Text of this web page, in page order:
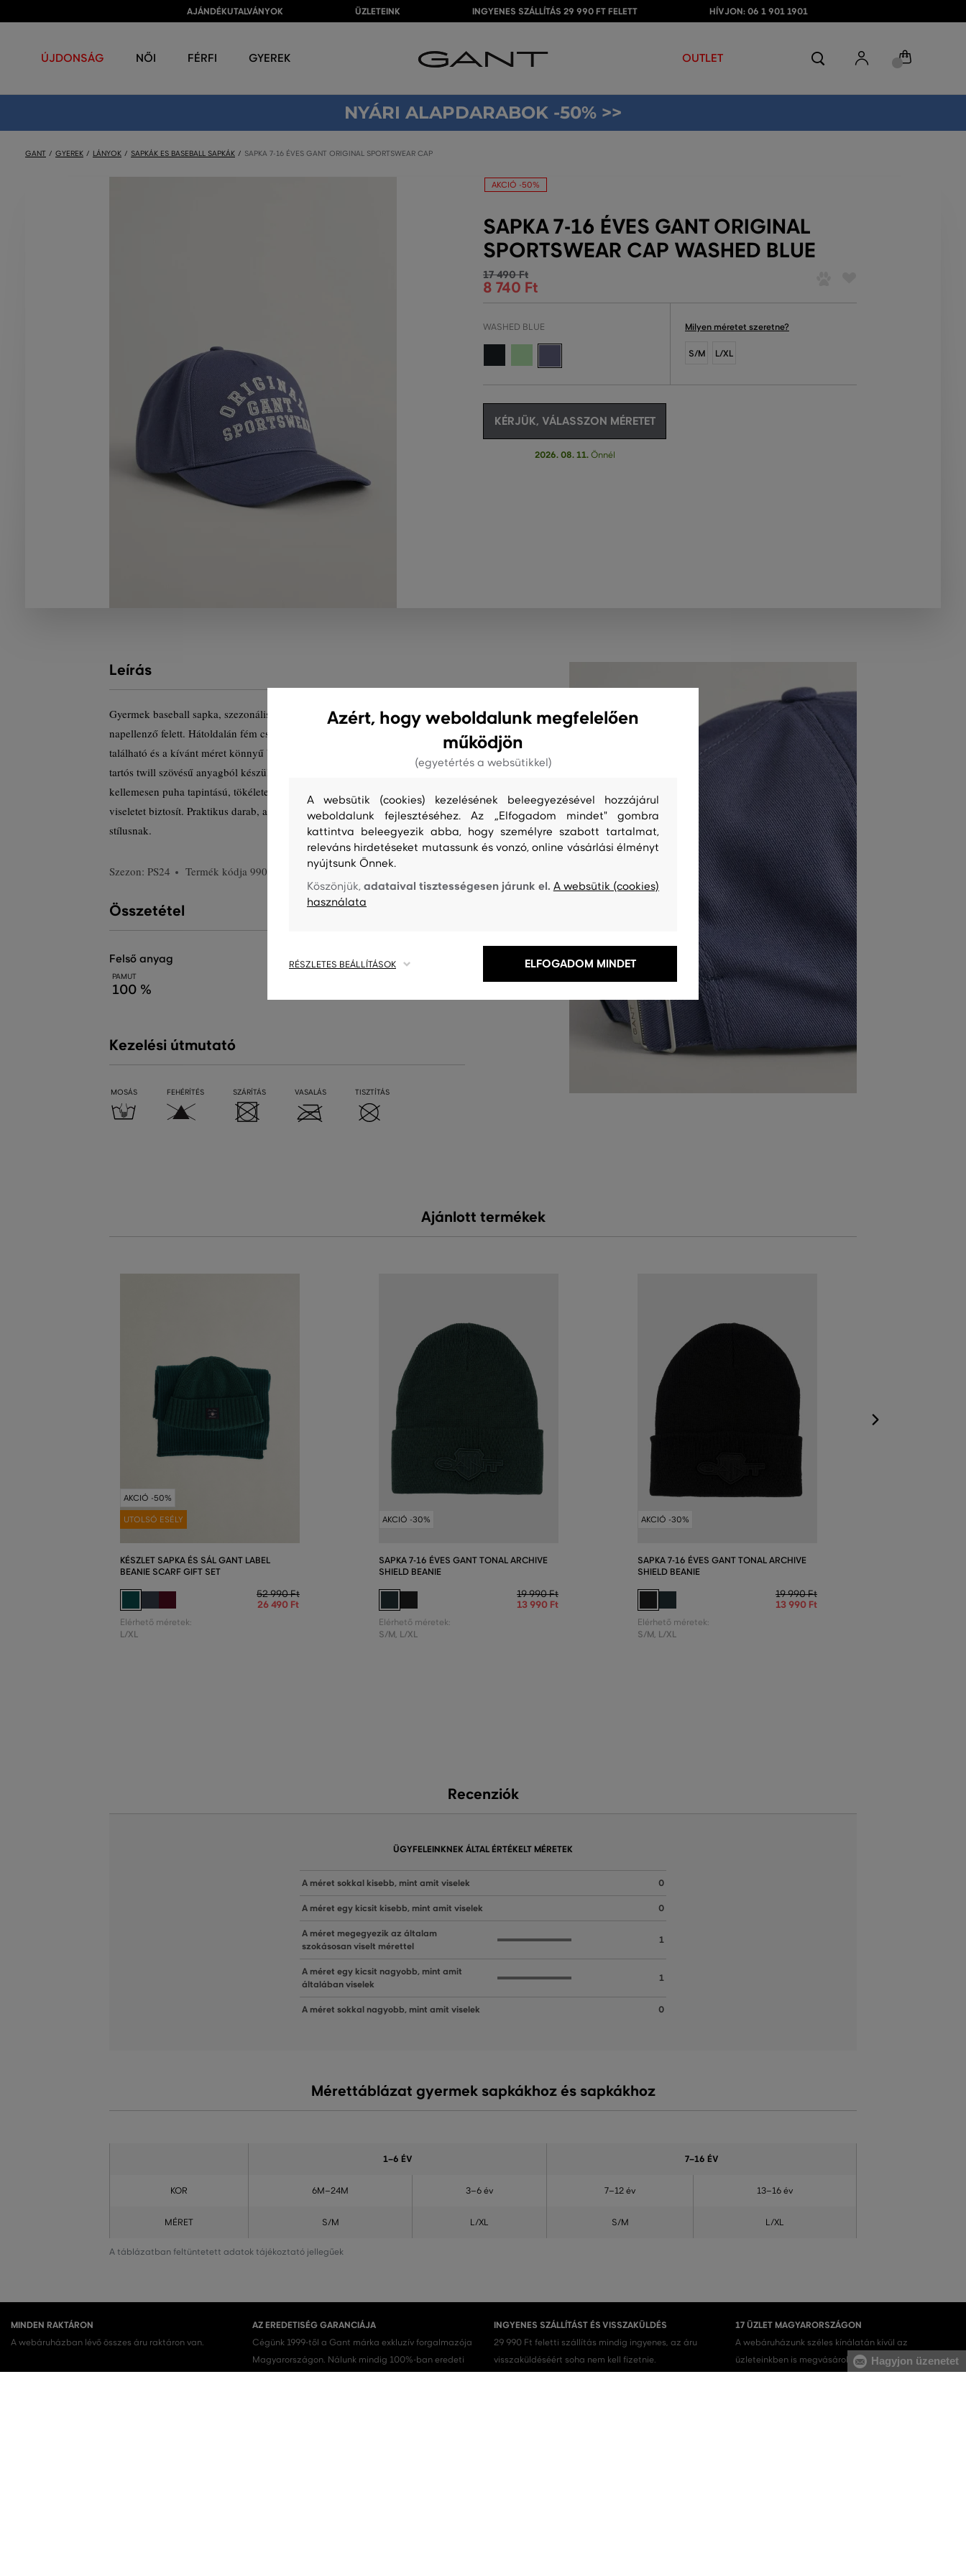
AJÁNDÉKUTALVÁNYOK ÜZLETEINK INGYENES SZÁLLÍTÁS 29 990 FT FELETT HÍVJON: 06 1 901 1901
ÚJDONSÁG NŐI FÉRFI GYEREK OUTLET
NYÁRI ALAPDARABOK -50% >>
GANT GYEREK LÁNYOK SAPKÁK ES BASEBALL SAPKÁK SAPKA 7-16 ÉVES GANT ORIGINAL SPORTSWEAR CAP
AKCIÓ -50%
SAPKA 7-16 ÉVES GANT ORIGINAL
SPORTSWEAR CAP WASHED BLUE
17 490 Ft
8 740 Ft
WASHED BLUE Milyen méretet szeretne?
S/M L/XL
KÉRJÜK, VÁLASSZON MÉRETET
2026. 08. 11.Önnél
Leírás
Gyermek baseball sapka, szezonális márkajelzéssel és kontrasztos mintával a
napellenző felett. Hátoldalán fém csattal, amelyen gravírozott márkajelzés
található és a kívánt méret könnyű beállításában segít. Prémium eredetű és
tartós twill szövésű anyagból készült. A prémium minőségű pamutszál
kellemesen puha tapintású, tökéletesen légáteresztő és nagyon kényelmes
viseletet biztosít. Praktikus darab, amely eredeti megjelenést kölcsönöz a lezser
stílusnak.
Szezon: PS24 Termék kódja 990112-723-GC-421
Összetétel
felső anyag
PAMUT
100 %
Kezelési útmutató
MOSÁS FEHÉRÍTÉS SZÁRÍTÁS VASALÁS TISZTÍTÁS
Ajánlott termékek
AKCIÓ -50%
UTOLSÓ ESÉLY
KÉSZLET SAPKA ÉS SÁL GANT LABEL
BEANIE SCARF GIFT SET
52 990 Ft
26 490 Ft
Elérhető méretek:
L/XL
AKCIÓ -30%
SAPKA 7-16 ÉVES GANT TONAL ARCHIVE
SHIELD BEANIE
19 990 Ft
13 990 Ft
Elérhető méretek:
S/M, L/XL
AKCIÓ -30%
SAPKA 7-16 ÉVES GANT TONAL ARCHIVE
SHIELD BEANIE
19 990 Ft
13 990 Ft
Elérhető méretek:
S/M, L/XL
Recenziók
ÜGYFELEINKNEK ÁLTAL ÉRTÉKELT MÉRETEK
A méret sokkal kisebb, mint amit viselek 0
A méret egy kicsit kisebb, mint amit viselek 0
A méret megegyezik az általam
szokásosan viselt mérettel
1
A méret egy kicsit nagyobb, mint amit
általában viselek
1
A méret sokkal nagyobb, mint amit viselek 0
Mérettáblázat gyermek sapkákhoz és sapkákhoz
A táblázatban feltüntetett adatok tájékoztató jellegűek
1–6 ÉV 7–16 ÉV
KOR 6M–24M 3–6 év 7–12 év 13–16 év
MÉRET S/M L/XL S/M L/XL
MINDEN RAKTÁRON
A webáruházban lévő összes áru raktáron van.
AZ EREDETISÉG GARANCIÁJA
Cégünk 1999-től a Gant márka exkluzív forgalmazója
Magyarországon. Nálunk mindig 100%-ban eredeti
INGYENES SZÁLLÍTÁST ÉS VISSZAKÜLDÉS
29 990 Ft feletti szállítás mindig ingyenes, az áru
visszaküldéséért soha nem kell fizetnie.
17 ÜZLET MAGYARORSZÁGON
A webáruházunk széles kínálatán kívül az
üzleteinkben is megvásárolhatja egyes termékeinket.
Hagyjon üzenetet
Azért, hogy weboldalunk megfelelően
működjön
(egyetértés a websütikkel)
A websütik (cookies) kezelésének beleegyezésével hozzájárul
weboldalunk fejlesztéséhez. Az „Elfogadom mindet" gombra
kattintva beleegyezik abba, hogy személyre szabott tartalmat,
releváns hirdetéseket mutassunk és vonzó, online vásárlási élményt
nyújtsunk Önnek.
Köszönjük,adataival tisztességesen járunk el. A websütik (cookies)
használata
RÉSZLETES BEÁLLÍTÁSOK ELFOGADOM MINDET